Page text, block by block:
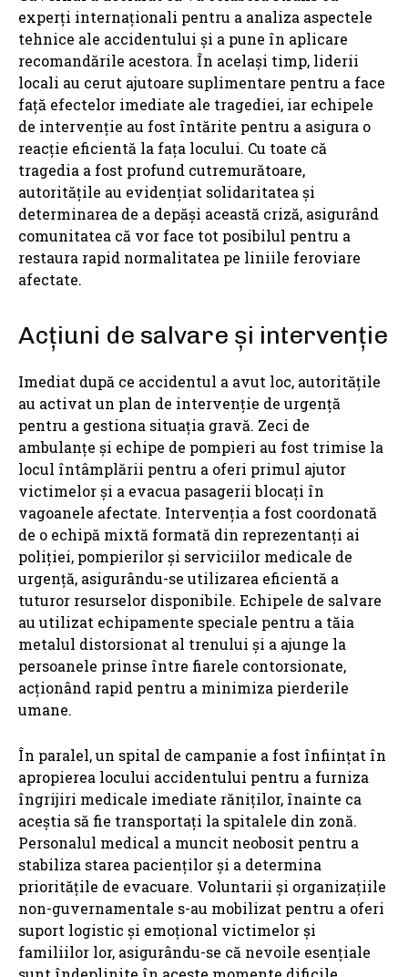
experți internaționali pentru a analiza aspectele
tehnice ale accidentului și a pune în aplicare
recomandările acestora. În același timp, liderii
locali au cerut ajutoare suplimentare pentru a face
față efectelor imediate ale tragediei, iar echipele
de intervenție au fost întărite pentru a asigura o
reacție eficientă la fața locului. Cu toate că
tragedia a fost profund cutremurătoare,
autoritățile au evidențiat solidaritatea și
determinarea de a depăși această criză, asigurând
comunitatea că vor face tot posibilul pentru a
restaura rapid normalitatea pe liniile feroviare
afectate.
Acțiuni de salvare și intervenție
Imediat după ce accidentul a avut loc, autoritățile
au activat un plan de intervenție de urgență
pentru a gestiona situația gravă. Zeci de
ambulanțe și echipe de pompieri au fost trimise la
locul întâmplării pentru a oferi primul ajutor
victimelor și a evacua pasagerii blocați în
vagoanele afectate. Intervenția a fost coordonată
de o echipă mixtă formată din reprezentanți ai
poliției, pompierilor și serviciilor medicale de
urgență, asigurându-se utilizarea eficientă a
tuturor resurselor disponibile. Echipele de salvare
au utilizat echipamente speciale pentru a tăia
metalul distorsionat al trenului și a ajunge la
persoanele prinse între fiarele contorsionate,
acționând rapid pentru a minimiza pierderile
umane.
În paralel, un spital de campanie a fost înființat în
apropierea locului accidentului pentru a furniza
îngrijiri medicale imediate răniților, înainte ca
aceștia să fie transportați la spitalele din zonă.
Personalul medical a muncit neobosit pentru a
stabiliza starea pacienților și a determina
prioritățile de evacuare. Voluntarii și organizațiile
non-guvernamentale s-au mobilizat pentru a oferi
suport logistic și emoțional victimelor și
familiilor lor, asigurându-se că nevoile esențiale